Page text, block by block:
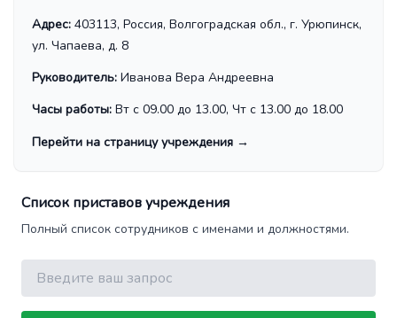
Адрес: 403113, Россия, Волгоградская обл., г. Урюпинск,
ул. Чапаева, д. 8
Руководитель: Иванова Вера Андреевна
Часы работы: Вт с 09.00 до 13.00, Чт с 13.00 до 18.00
Перейти на страницу учреждения →
Список приставов учреждения
Полный список сотрудников с именами и должностями.
Поиск